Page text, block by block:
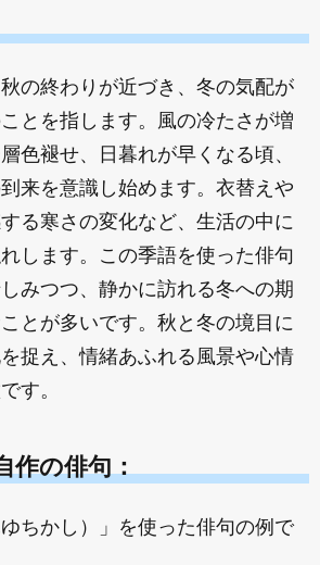
秋の終わりが近づき、冬の気配が
とを指します。風の冷たさが増
色褪せ、日暮れが早くなる頃、
来を意識し始めます。衣替えや
る寒さの変化など、生活の中に
します。この季語を使った俳句
みつつ、静かに訪れる冬への期
とが多いです。秋と冬の境目に
捉え、情緒あふれる風景や心情
す。
作の俳句：
ちかし）」を使った俳句の例で